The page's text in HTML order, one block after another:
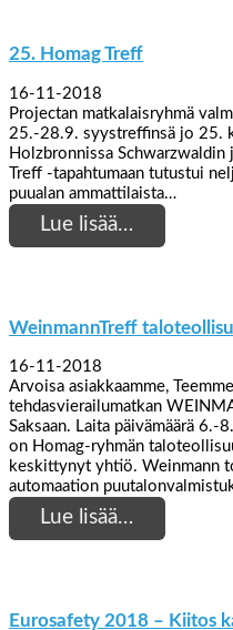
25. Homag Treff
16-11-2018
Projectan matkalaisryhmä
25.-28.9. syystreffinsä jo 25.
Holzbronnissa
Treff -tapahtumaan tutustui
puualan ammattilaista…
Lue lisää…
WeinmannTreff
16-11-2018
Arvoisa asiakkaamme,
tehdasvierailumatkan
Saksaan. Laita päivämäärä
on Homag-ryhmän
keskittynyt yhtiö. Weinmann
automaation
Lue lisää…
Eurosafety 2018 – Kiitos